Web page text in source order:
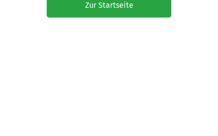
Zur Startseite